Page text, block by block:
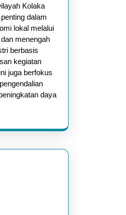
Kolaka
dalam
lokal melalui
menengah
berbasis
kegiatan
juga berfokus
daya